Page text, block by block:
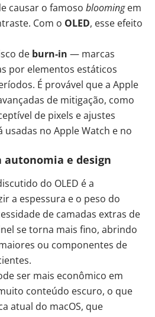
causar o famoso bloomingem
Com o OLED, esse efeito
de burn-in — marcas
por elementos estáticos
É provável que a Apple
de mitigação, como
de pixels e ajustes
no Apple Watch e no
autonomia e design
do OLED é a
a espessura e o peso do
de camadas extras de
se torna mais fino, abrindo
ou componentes de
ser mais econômico em
conteúdo escuro, o que
atual do macOS, que